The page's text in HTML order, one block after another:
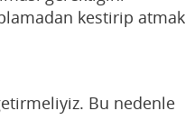
kestirip atmak
Bu nedenle